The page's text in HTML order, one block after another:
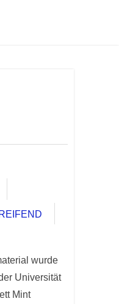
wurde
Universität
Mint